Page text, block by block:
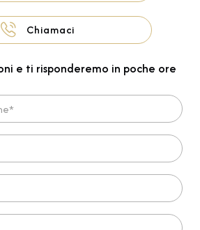
Chiamaci
e ti risponderemo in poche ore